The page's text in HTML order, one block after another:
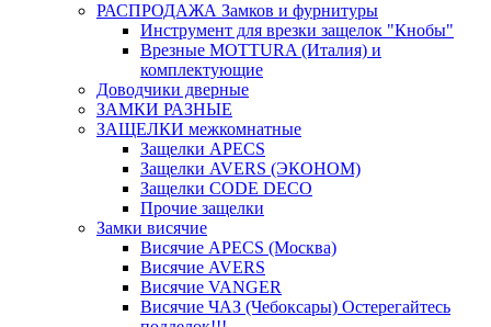
РАСПРОДАЖА Замков и фурнитуры
Инструмент для врезки защелок "Кнобы"
Врезные MOTTURA (Италия) и
комплектующие
Доводчики дверные
ЗАМКИ РАЗНЫЕ
ЗАЩЕЛКИ межкомнатные
Защелки APECS
Защелки AVERS (ЭКОНОМ)
Защелки CODE DECO
Прочие защелки
Замки висячие
Висячие APECS (Москва)
Висячие AVERS
Висячие VANGER
Висячие ЧАЗ (Чебоксары) Остерегайтесь